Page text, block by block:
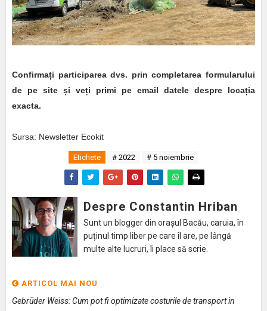
Confirmați participarea dvs. prin completarea formularului
de pe site și veți primi pe email datele despre locația
exacta.
Sursa: Newsletter Ecokit
Etichete # 2022 # 5 noiembrie
Despre Constantin Hriban
Sunt un blogger din orașul Bacău, caruia, în
puținul timp liber pe care îl are, pe lângă
multe alte lucruri, îi place să scrie.
ARTICOL MAI NOU
Gebrüder Weiss: Cum pot fi optimizate costurile de transport in